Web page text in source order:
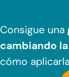
Consigue una
cambiando
cómo